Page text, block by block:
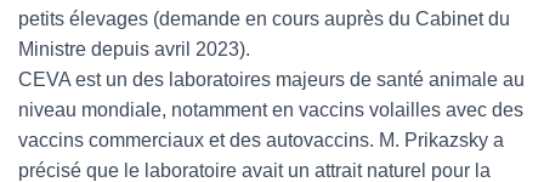
petits élevages (demande en cours auprès du Cabinet du
Ministre depuis avril 2023).
CEVA est un des laboratoires majeurs de santé animale au
niveau mondiale, notamment en vaccins volailles avec des
vaccins commerciaux et des autovaccins. M. Prikazsky a
précisé que le laboratoire avait un attrait naturel pour la